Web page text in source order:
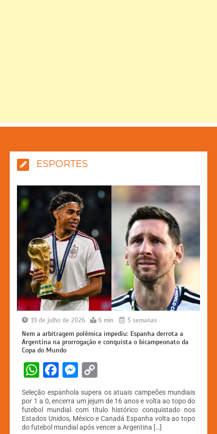
ESPORTES
19 de julho de 2026 6 min 3 semanas
Nem a arbitragem polêmica impediu: Espanha derrota a
Argentina na prorrogação e conquista o bicampeonato da
Copa do Mundo
W
h
at
s
F
a
c
e
M
s
s
p
y
Seleção espanhola supera os atuais campeões mundiais
por 1 a 0, encerra um jejum de 16 anos e volta ao topo do
futebol mundial com título histórico conquistado nos
Estados Unidos, México e Canadá Espanha volta ao topo
do futebol mundial após vencer a Argentina […]